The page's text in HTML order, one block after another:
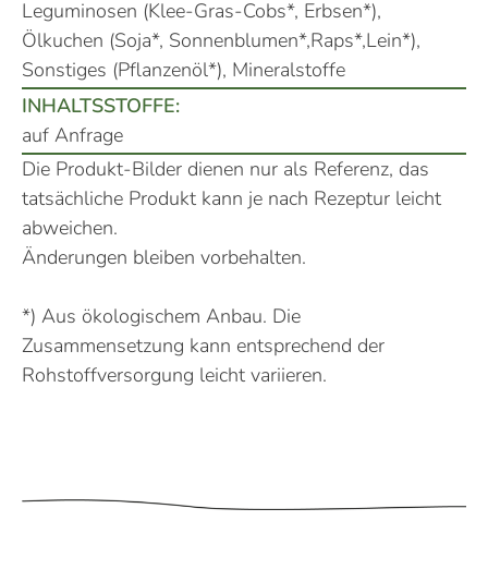
Leguminosen (Klee-Gras-Cobs*, Erbsen*),
Ölkuchen (Soja*, Sonnenblumen*,Raps*,Lein*),
Sonstiges (Pflanzenöl*), Mineralstoffe
INHALTSSTOFFE:
auf Anfrage
Die Produkt-Bilder dienen nur als Referenz, das
tatsächliche Produkt kann je nach Rezeptur leicht
abweichen.
Änderungen bleiben vorbehalten.
*) Aus ökologischem Anbau. Die
Zusammensetzung kann entsprechend der
Rohstoffversorgung leicht variieren.